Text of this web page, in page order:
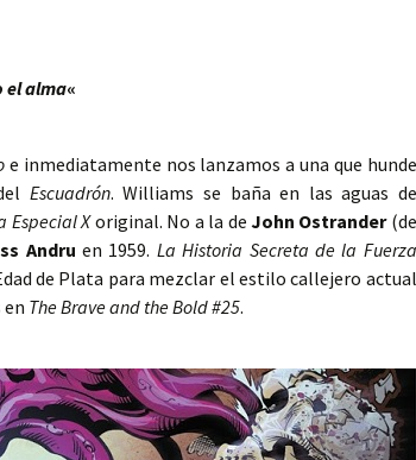
el alma«
e inmediatamente nos lanzamos a una que hunde
Escuadrón. Williams se baña en las aguas de
Especial Xoriginal. No a la de John Ostrander(de
Andru en 1959. La Historia Secreta de la Fuerza
de Plata para mezclar el estilo callejero actual
en The Brave and the Bold #25.